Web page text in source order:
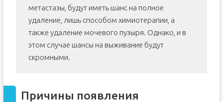
метастазы, будут иметь шанс на полное
удаление, лишь способом химиотерапии, а
также удаление мочевого пузыря. Однако, и в
этом случае шансы на выживание будут
скромными.
Причины появления